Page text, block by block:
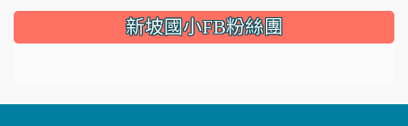
::: 新坡國小FB粉絲團